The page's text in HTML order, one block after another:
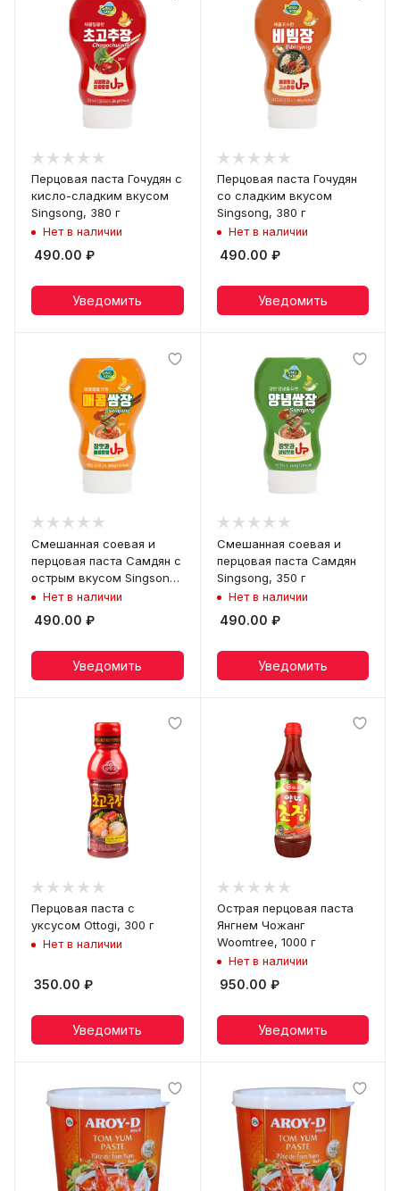
Перцовая паста Гочудян с
кисло-сладким вкусом
Singsong, 380 г
Нет в наличии
490.00 ₽
Уведомить
Перцовая паста Гочудян
со сладким вкусом
Singsong, 380 г
Нет в наличии
490.00 ₽
Уведомить
Смешанная соевая и
перцовая паста Самдян с
острым вкусом Singsong,
350 г
Нет в наличии
490.00 ₽
Уведомить
Смешанная соевая и
перцовая паста Самдян
Singsong, 350 г
Нет в наличии
490.00 ₽
Уведомить
Перцовая паста с
уксусом Ottogi, 300 г
Нет в наличии
350.00 ₽
Уведомить
Острая перцовая паста
Янгнем Чожанг
Woomtree, 1000 г
Нет в наличии
950.00 ₽
Уведомить